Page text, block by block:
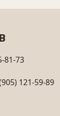
81-73
121-59-89